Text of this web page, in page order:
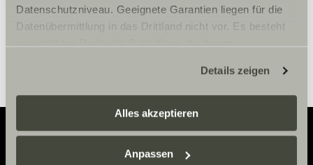
Datenschutzniveau. Geeignete Garantien liegen für die
Datenübermittlung in das Drittland nicht vor. Es besteht
zustehen. Eingesetzte Dienstleister können Daten für
eigene Zwecke verarbeiten und mit anderen Daten
zusammenführen. Weitere Informationen finden Sie hier:
Datenschutzerklärung
einzelne Cookies/Dienste in den Einstellungen aus,
Details zeigen
Alles akzeptieren
Anpassen